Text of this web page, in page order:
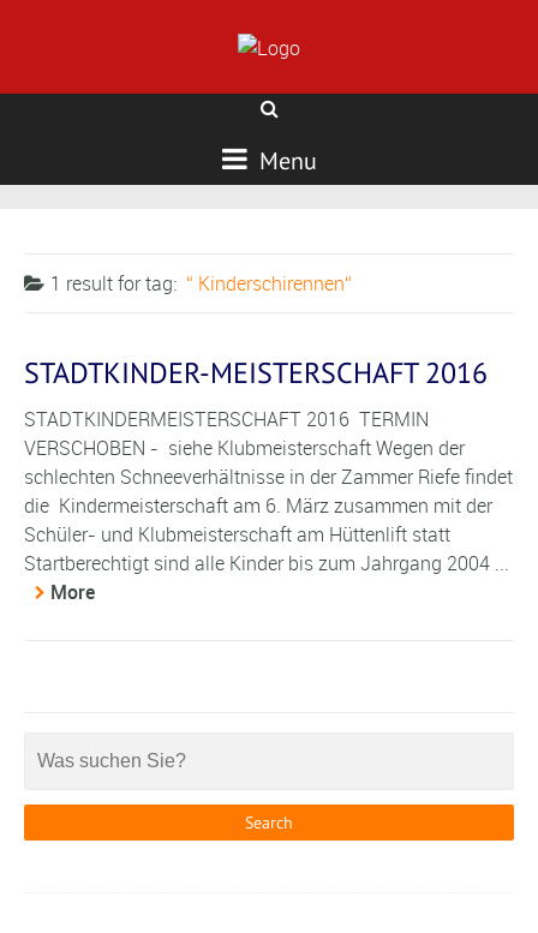
Menu
1 result fortag: Kinderschirennen
STADTKINDER-MEISTERSCHAFT 2016
STADTKINDERMEISTERSCHAFT 2016 TERMIN
VERSCHOBEN - siehe Klubmeisterschaft Wegen der
schlechten Schneeverhältnisse in der Zammer Riefe findet
die Kindermeisterschaft am 6. März zusammen mit der
Schüler- und Klubmeisterschaft am Hüttenlift statt
Startberechtigt sind alle Kinder bis zum Jahrgang 2004 ...
More